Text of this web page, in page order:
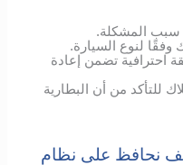
سبب المشكلة.
وفقًا لنوع السيارة.
احترافية تضمن إعادة
للتأكد من أن البطارية
نحافظ على نظام